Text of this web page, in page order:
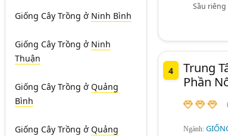
Giống Cây Trồng ở Ninh Bình
Giống Cây Trồng ở Ninh
Thuận
Giống Cây Trồng ở Quảng
Bình
Giống Cây Trồng ở Quảng
Sầu riêng
4
Trung
Phần
Ngành: